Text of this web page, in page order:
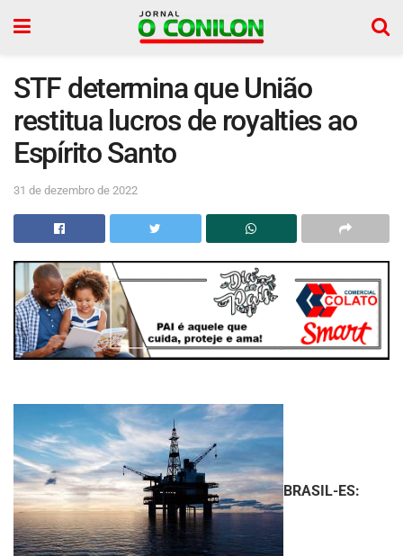
STF determina que União
restitua lucros de royalties ao
Espírito Santo
31 de dezembro de 2022
BRASIL-ES: